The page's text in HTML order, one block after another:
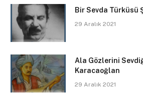
Bir Sevda Türküsü
29 Aralık 2021
Ala Gözlerini
Karacaoğlan
29 Aralık 2021